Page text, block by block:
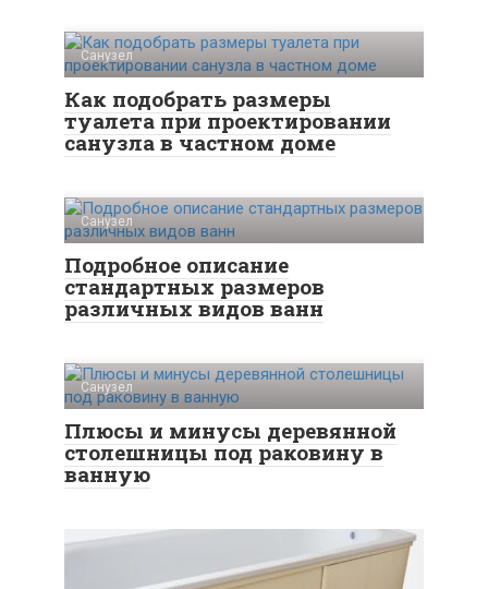
Санузел
Как подобрать размеры
туалета при проектировании
санузла в частном доме
Санузел
Подробное описание
стандартных размеров
различных видов ванн
Санузел
Плюсы и минусы деревянной
столешницы под раковину в
ванную